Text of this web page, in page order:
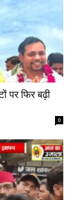
पर फिर बढ़ी
0